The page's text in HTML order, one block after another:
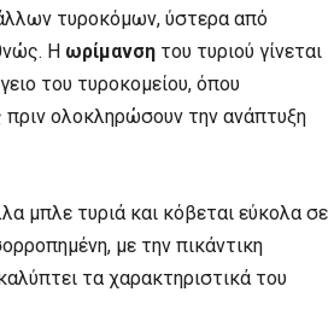
τυροκόμων, ύστερα από
Η ωρίμανση του τυριού γίνεται
του τυροκομείου, όπου
πριν ολοκληρώσουν την ανάπτυξη
μπλε τυριά και κόβεται εύκολα σε
με την πικάντικη
τα χαρακτηριστικά του